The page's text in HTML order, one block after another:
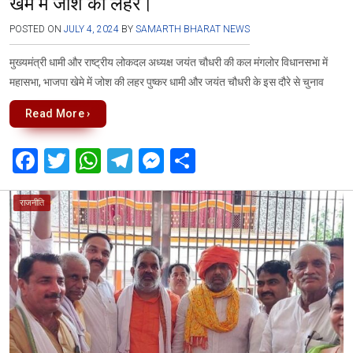
POSTED ON JULY 4, 2024 BY SAMARTH BHARAT NEWS
मुख्यमंत्री धामी और राष्ट्रीय लोकदल अध्यक्ष जयंत चौधरी की कल मंगलोर विधानसभा में
महासभा, भाजपा खेमे में जोश की लहर पुष्कर धामी और जयंत चौधरी के इस दौरे से चुनाव
Read More ›
F
a
ce
b
o
o
k
T
wi
tt
er
W
h
at
s
A
p
p
T
el
e
gr
a
m
M
es
se
n
g
er
h
ar
e
राजनीति